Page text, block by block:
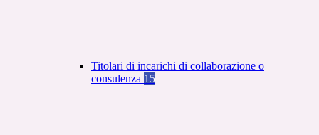
Titolari di incarichi di collaborazione o
consulenza 15